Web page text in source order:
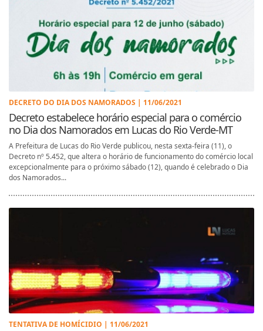
DECRETO DO DIA DOS NAMORADOS | 11/06/2021
Decreto estabelece horário especial para o comércio
no Dia dos Namorados em Lucas do Rio Verde-MT
A Prefeitura de Lucas do Rio Verde publicou, nesta sexta-feira (11), o
Decreto nº 5.452, que altera o horário de funcionamento do comércio local
excepcionalmente para o próximo sábado (12), quando é celebrado o Dia
dos Namorados...
TENTATIVA DE HOMÍCIDIO | 11/06/2021